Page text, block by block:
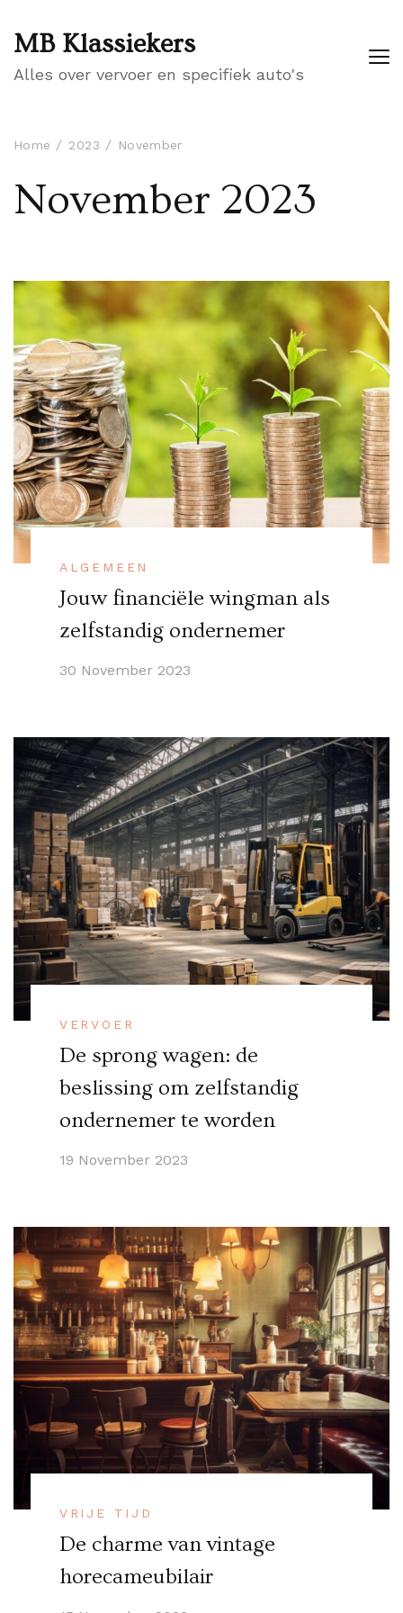
MB Klassiekers
Alles over vervoer en specifiek auto's
Home 2023 November
November 2023
ALGEMEEN
Jouw financiële wingman als
zelfstandig ondernemer
30 November 2023
VERVOER
De sprong wagen: de
beslissing om zelfstandig
ondernemer te worden
19 November 2023
VRIJE TIJD
De charme van vintage
horecameubilair